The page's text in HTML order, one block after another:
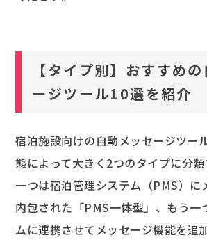
【タイプ別】おすすめ
ージツール10選を紹介
宿泊施設向けの自動メッセージツー
態によって大きく2つのタイプに分類
一つは宿泊管理システム（PMS）に
内包された「PMS一体型」、もう一
ムに連携させてメッセージ機能を追